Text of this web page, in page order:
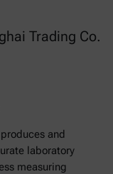
Trading Co.
and
laboratory
measuring